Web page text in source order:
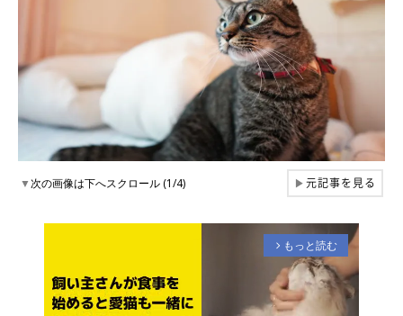
▼次の画像は下へスクロール (1/4) ▶元記事を見る
arrow_forward_ios もっと読む